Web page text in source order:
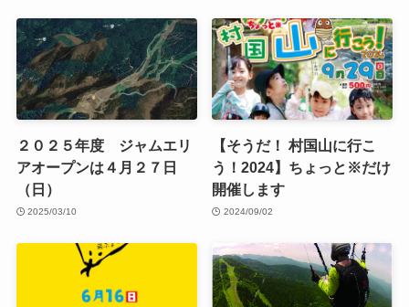
２０２５年度 ジャムエリ
アオープンは４月２７日
（日）
2025/03/10
【そうだ！ 村国山に行こ
う！2024】ちょっと※だけ
開催します
2024/09/02